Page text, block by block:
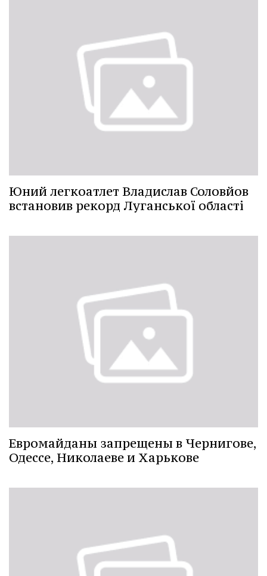
Юний легкоатлет Владислав Соловйов
встановив рекорд Луганської області
Евромайданы запрещены в Чернигове,
Одессе, Николаеве и Харькове